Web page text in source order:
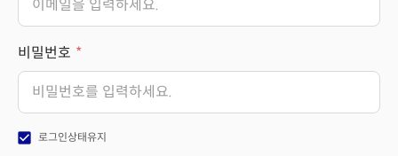
비밀번호
check_box 로그인상태유지